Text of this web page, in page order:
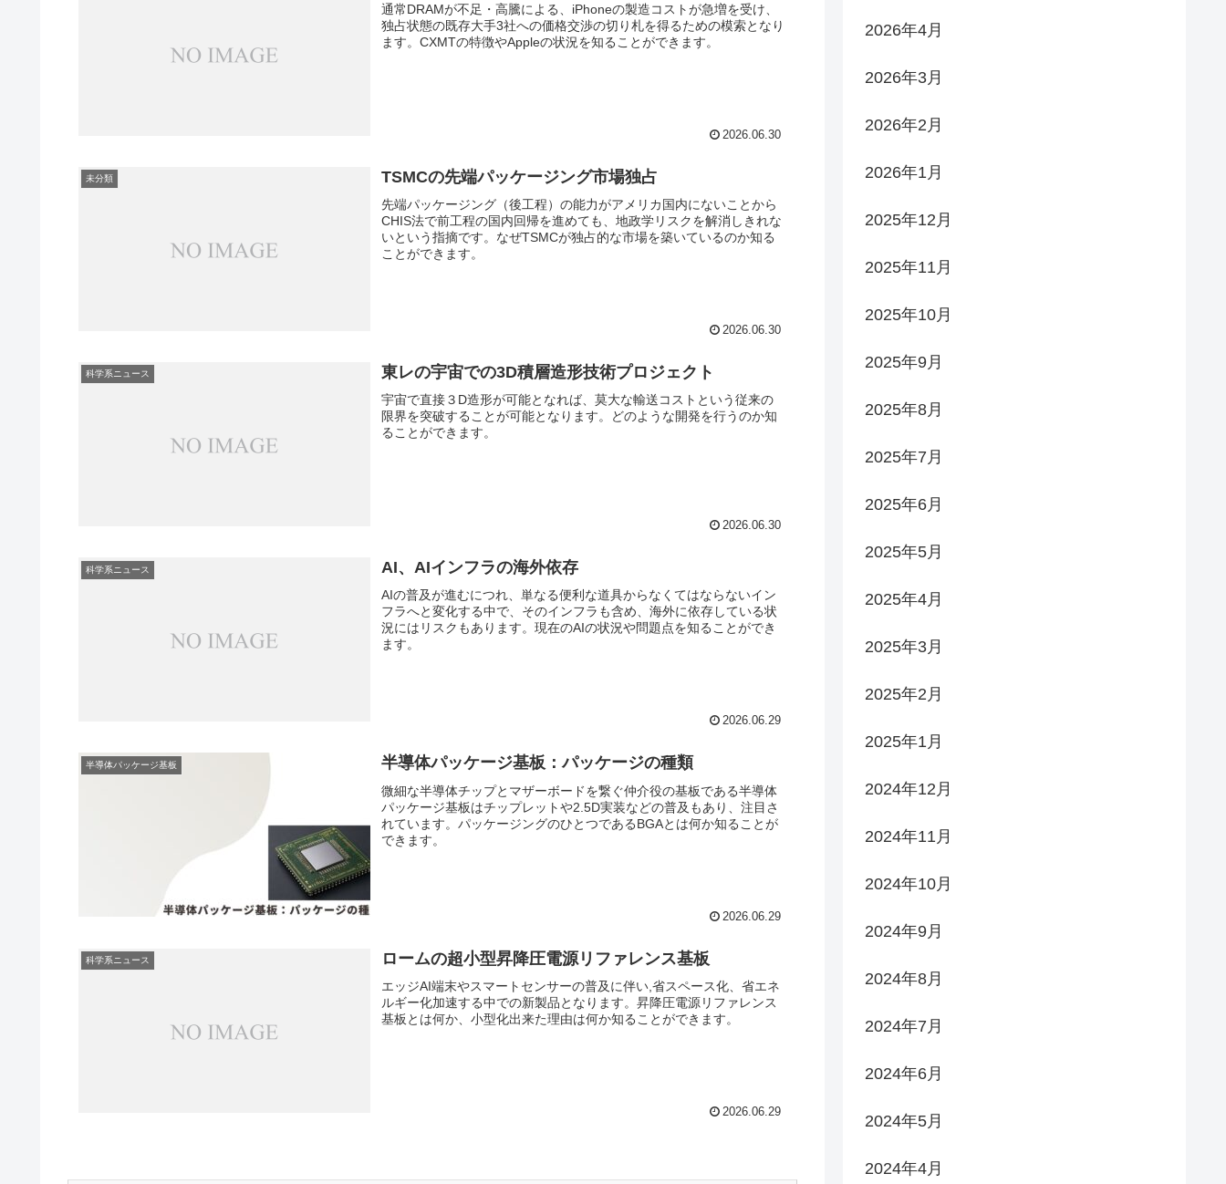
通常DRAMが不足・高騰による、iPhoneの製造コストが急増を受け、
独占状態の既存大手3社への価格交渉の切り札を得るための模索となり
ます。CXMTの特徴やAppleの状況を知ることができます。
2026.06.30
未分類 TSMCの先端パッケージング市場独占
先端パッケージング（後工程）の能力がアメリカ国内にないことから
CHIS法で前工程の国内回帰を進めても、地政学リスクを解消しきれな
いという指摘です。なぜTSMCが独占的な市場を築いているのか知る
ことができます。
2026.06.30
科学系ニュース 東レの宇宙での3D積層造形技術プロジェクト
宇宙で直接３D造形が可能となれば、莫大な輸送コストという従来の
限界を突破することが可能となります。どのような開発を行うのか知
ることができます。
2026.06.30
科学系ニュース AI、AIインフラの海外依存
AIの普及が進むにつれ、単なる便利な道具からなくてはならないイン
フラへと変化する中で、そのインフラも含め、海外に依存している状
況にはリスクもあります。現在のAIの状況や問題点を知ることができ
ます。
2026.06.29
半導体パッケージ基板 半導体パッケージ基板：パッケージの種類
微細な半導体チップとマザーボードを繋ぐ仲介役の基板である半導体
パッケージ基板はチップレットや2.5D実装などの普及もあり、注目さ
れています。パッケージングのひとつであるBGAとは何か知ることが
できます。
2026.06.29
科学系ニュース ロームの超小型昇降圧電源リファレンス基板
エッジAI端末やスマートセンサーの普及に伴い,省スペース化、省エネ
ルギー化加速する中での新製品となります。昇降圧電源リファレンス
基板とは何か、小型化出来た理由は何か知ることができます。
2026.06.29
2026年4月
2026年3月
2026年2月
2026年1月
2025年12月
2025年11月
2025年10月
2025年9月
2025年8月
2025年7月
2025年6月
2025年5月
2025年4月
2025年3月
2025年2月
2025年1月
2024年12月
2024年11月
2024年10月
2024年9月
2024年8月
2024年7月
2024年6月
2024年5月
2024年4月